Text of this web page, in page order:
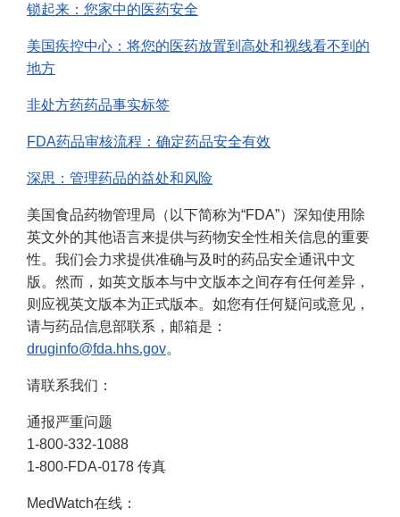
锁起来：您家中的医药安全
美国疾控中心：将您的医药放置到高处和视线看不到的
地方
非处方药药品事实标签
FDA药品审核流程：确定药品安全有效
深思：管理药品的益处和风险
美国食品药物管理局（以下简称为“FDA”）深知使用除
英文外的其他语言来提供与药物安全性相关信息的重要
性。我们会力求提供准确与及时的药品安全通讯中文
版。然而，如英文版本与中文版本之间存有任何差异，
则应视英文版本为正式版本。如您有任何疑问或意见，
请与药品信息部联系，邮箱是：
druginfo@fda.hhs.gov。
请联系我们：
通报严重问题
1-800-332-1088
1-800-FDA-0178 传真
MedWatch在线：